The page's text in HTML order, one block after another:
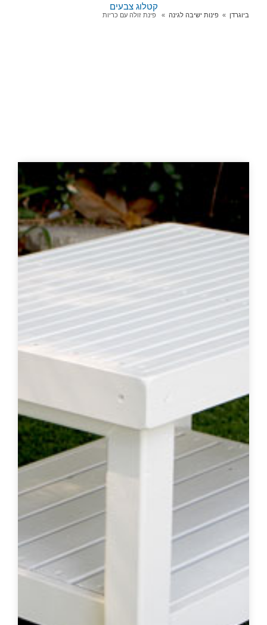
קטלוג צבעים
ביוגרדן פינות ישיבה לגינה פינת זולה עם כריות